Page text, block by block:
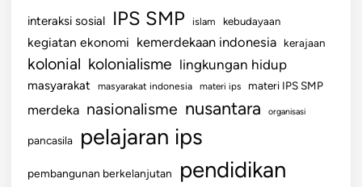
interaksi sosial IPS SMP islam kebudayaan
kegiatan ekonomi kemerdekaan indonesia kerajaan
kolonial kolonialisme lingkungan hidup
masyarakat masyarakat indonesia materi ips materi IPS SMP
merdeka nasionalisme nusantara organisasi
pancasila pelajaran ips
pembangunan berkelanjutan pendidikan